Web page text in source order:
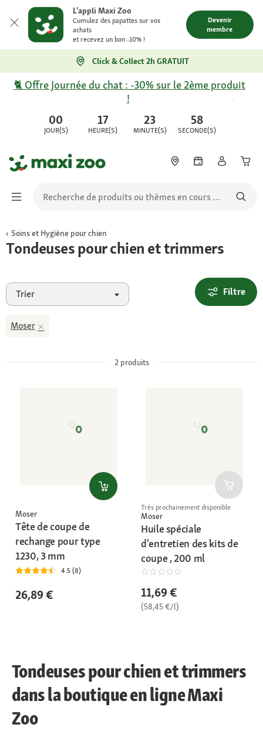
L'appli Maxi Zoo
Cumulez des papattes sur vos
achats
et recevez un bon -10% !
Devenir
membre
Click & Collect 2h GRATUIT
00
JOUR(S)
17
HEURE(S)
23
MINUTE(S)
58
SECONDE(S)
🐈 Offre Journée du chat : -30% sur le 2ème produit
!
Soins et Hygiène pour chien
Tondeuses pour chien et trimmers
Trier Filtre
Moser
2produits
Moser
Tête de coupe de
rechange pour type
1230, 3 mm
4.5 (8)
26,89 €
Très prochainement disponible
Moser
Huile spéciale
d'entretien des kits de
coupe , 200 ml
11,69 €
(58,45 €/l)
Tondeuses pour chien et trimmers
dans la boutique en ligne Maxi
Zoo